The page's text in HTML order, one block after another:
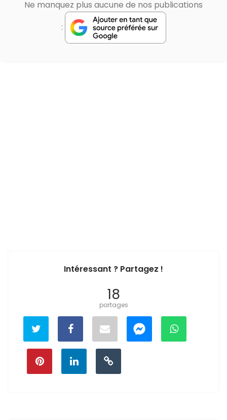
Ne manquez plus aucune de nos publications
:
Intéressant ? Partagez !
18
partages